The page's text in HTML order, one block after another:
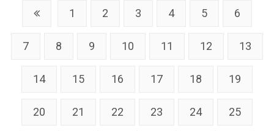
1 2 3 4 5 6
7 8 9 10 11 12 13
14 15 16 17 18 19
20 21 22 23 24 25